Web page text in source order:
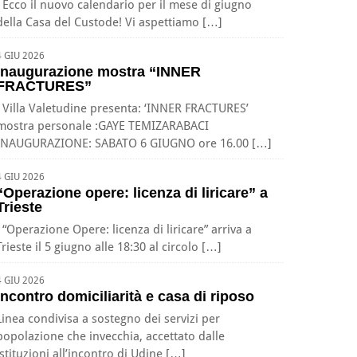
il nuovo calendario per il mese di giugno
Casa del Custode! Vi aspettiamo […]
GIU 2026
mostra “INNER
Valetudine presenta: ‘INNER FRACTURES’
personale :GAYE TEMIZARABACI
SABATO 6 GIUGNO ore 16.00 […]
GIU 2026
opere: licenza di liricare” a
Opere: licenza di liricare” arriva a
il 5 giugno alle 18:30 al circolo […]
GIU 2026
domiciliarità e casa di riposo
condivisa a sostegno dei servizi per
che invecchia, accettato dalle
all’incontro di Udine […]